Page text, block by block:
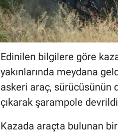
Edinilen bilgilere göre
yakınlarında meydana
askeri araç, sürücüsünün
çıkarak şarampole
Kazada araçta bulunan